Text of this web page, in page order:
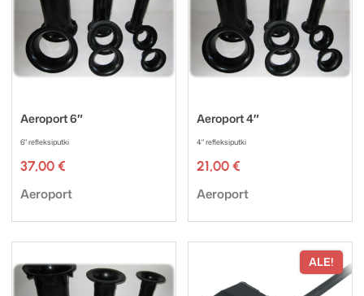
Aeroport 6″
6" refleksiputki
37,00 €
Tuotemerkki:
Aeroport
Aeroport 4″
4" refleksiputki
21,00 €
Tuotemerkki:
Aeroport
ALE!